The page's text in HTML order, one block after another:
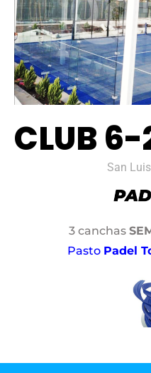
CLUB 6-
San
3 canchas
Pasto Padel